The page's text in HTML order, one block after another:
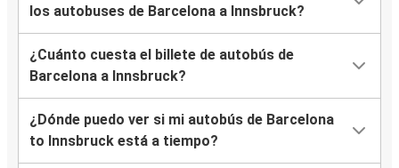
los autobuses de Barcelona a Innsbruck?
¿Cuánto cuesta el billete de autobús de
Barcelona a Innsbruck?
¿Dónde puedo ver si mi autobús de Barcelona
to Innsbruck está a tiempo?